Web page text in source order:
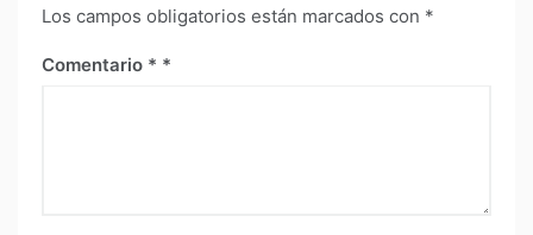
Los campos obligatorios están marcados con *
Comentario *